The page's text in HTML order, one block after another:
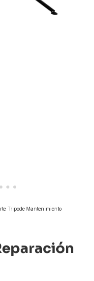
Tripode Mantenimiento